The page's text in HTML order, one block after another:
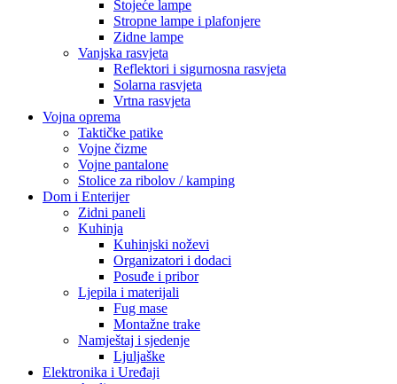
Stojeće lampe
Stropne lampe i plafonjere
Zidne lampe
Vanjska rasvjeta
Reflektori i sigurnosna rasvjeta
Solarna rasvjeta
Vrtna rasvjeta
Vojna oprema
Taktičke patike
Vojne čizme
Vojne pantalone
Stolice za ribolov / kamping
Dom i Enterijer
Zidni paneli
Kuhinja
Kuhinjski noževi
Organizatori i dodaci
Posuđe i pribor
Ljepila i materijali
Fug mase
Montažne trake
Namještaj i sjedenje
Ljuljaške
Elektronika i Uređaji